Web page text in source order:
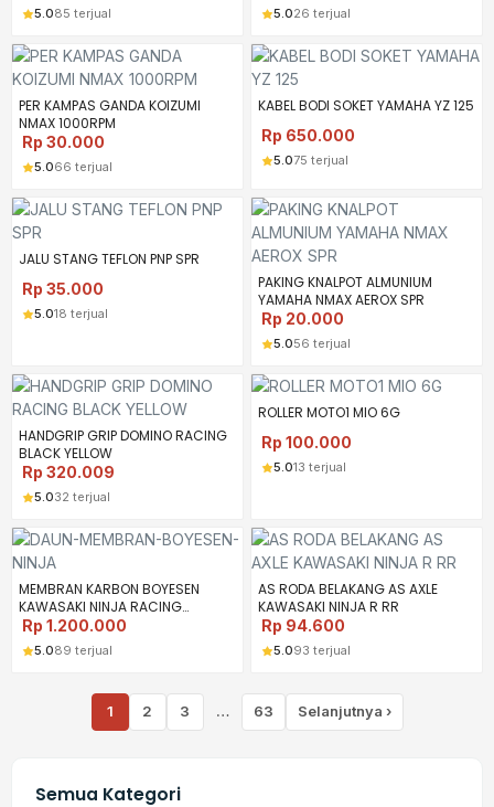
Semua Kategori
5.085 terjual 5.026 terjual
PER KAMPAS GANDA KOIZUMI
NMAX 1000RPM
Rp 30.000
5.066 terjual
KABEL BODI SOKET YAMAHA YZ 125
Rp 650.000
5.075 terjual
JALU STANG TEFLON PNP SPR
Rp 35.000
5.018 terjual
PAKING KNALPOT ALMUNIUM
YAMAHA NMAX AEROX SPR
Rp 20.000
5.056 terjual
HANDGRIP GRIP DOMINO RACING
BLACK YELLOW
Rp 320.009
5.032 terjual
ROLLER MOTO1 MIO 6G
Rp 100.000
5.013 terjual
MEMBRAN KARBON BOYESEN
KAWASAKI NINJA RACING
STANDAR OEM BOYESEN
Rp 1.200.000
5.089 terjual
AS RODA BELAKANG AS AXLE
KAWASAKI NINJA R RR
Rp 94.600
5.093 terjual
1 2 3 … 63 Selanjutnya ›